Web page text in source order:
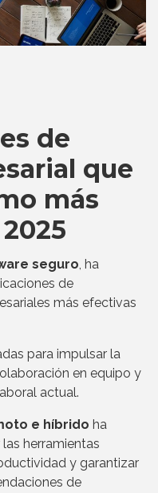
de
que
más
seguro, ha
de
más efectivas
para impulsar la
en equipo y
actual.
e híbrido ha
herramientas
y garantizar
de